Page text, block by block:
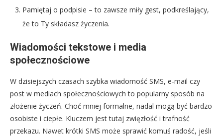
Pamiętaj o podpisie – to zawsze miły gest, podkreślający,
że to Ty składasz życzenia.
Wiadomości tekstowe i media
społecznościowe
W dzisiejszych czasach szybka wiadomość SMS, e-mail czy
post w mediach społecznościowych to popularny sposób na
złożenie życzeń. Choć mniej formalne, nadal mogą być bardzo
osobiste i ciepłe. Kluczem jest tutaj zwięzłość i trafność
przekazu. Nawet krótki SMS może sprawić komuś radość, jeśli